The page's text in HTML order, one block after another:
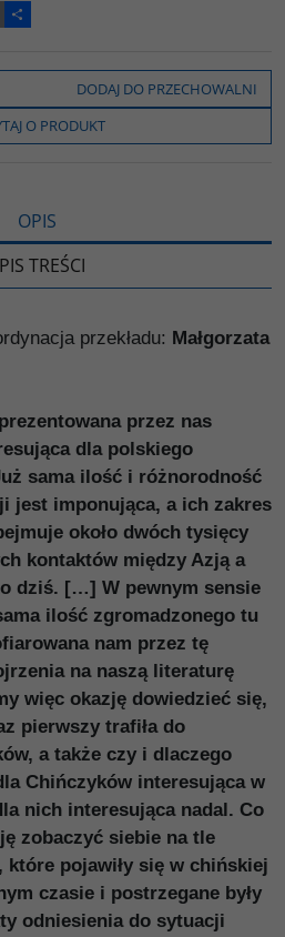
P
o
z
e
l
s
DODAJ DO PRZECHOWALNI
O PRODUKT
OPIS
TREŚCI
przekładu: Małgorzata
przez nas
dla polskiego
sama ilość i różnorodność
jest imponująca, a ich zakres
około dwóch tysięcy
kontaktów między Azją a
dziś. […] W pewnym sensie
ilość zgromadzonego tu
nam przez tę
na naszą literaturę
więc okazję dowiedzieć się,
pierwszy trafiła do
a także czy i dlaczego
Chińczyków interesująca w
nich interesująca nadal. Co
zobaczyć siebie na tle
pojawiły się w chińskiej
czasie i postrzegane były
odniesienia do sytuacji